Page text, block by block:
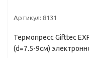
Артикул: 8131
Термопресс Gifttec
(d=7.5-9см)